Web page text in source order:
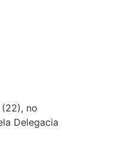
no
Delegacia